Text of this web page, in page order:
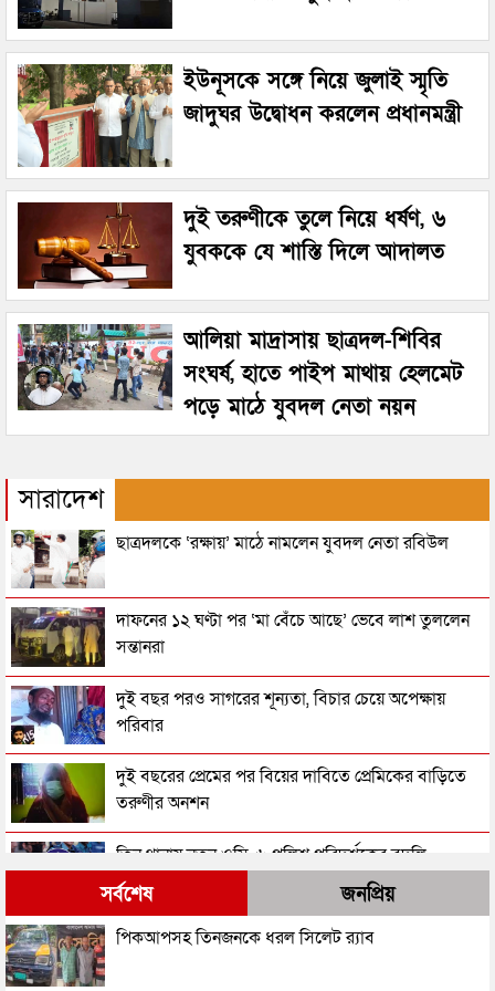
ইউনূসকে সঙ্গে নিয়ে জুলাই স্মৃতি
জাদুঘর উদ্বোধন করলেন প্রধানমন্ত্রী
দুই তরুণীকে তুলে নিয়ে ধর্ষণ, ৬
যুবককে যে শাস্তি দিলে আদালত
আলিয়া মাদ্রাসায় ছাত্রদল-শিবির
সংঘর্ষ, হাতে পাইপ মাথায় হেলমেট
পড়ে মাঠে যুবদল নেতা নয়ন
সারাদেশ
ছাত্রদলকে ‘রক্ষায়’ মাঠে নামলেন যুবদল নেতা রবিউল
দাফনের ১২ ঘণ্টা পর ‘মা বেঁচে আছে’ ভেবে লাশ তুললেন
সন্তানরা
দুই বছর পরও সাগরের শূন্যতা, বিচার চেয়ে অপেক্ষায়
পরিবার
দুই বছরের প্রেমের পর বিয়ের দাবিতে প্রেমিকের বাড়িতে
তরুণীর অনশন
তিন থানায় নতুন ওসি, ৬ পুলিশ পরিদর্শকের বদলি
জনসাধারণকে সতর্ক থাকার আহ্বান পুলিশের
সর্বশেষ জনপ্রিয়
পিকআপসহ তিনজনকে ধরল সিলেট র‌্যাব